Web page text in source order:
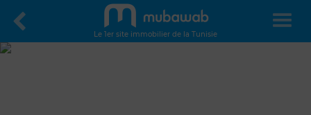
Le 1er site immobilier de la Tunisie